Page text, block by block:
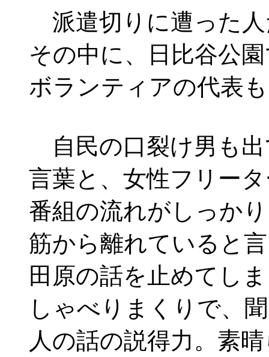
派遣切りに遭った
その中に、日比谷公
ボランティアの代表
自民の口裂け男も出
言葉と、女性フリー
番組の流れがしっか
筋から離れていると
田原の話を止めてし
しゃべりまくりで、
人の話の説得力。素